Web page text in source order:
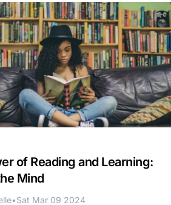
of Reading and Learning:
Mind
•Sat Mar 09 2024